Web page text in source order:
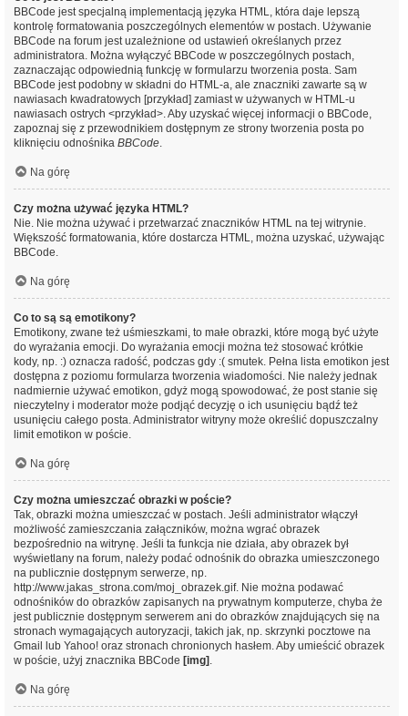
BBCode jest specjalną implementacją języka HTML, która daje lepszą
kontrolę formatowania poszczególnych elementów w postach. Używanie
BBCode na forum jest uzależnione od ustawień określanych przez
administratora. Można wyłączyć BBCode w poszczególnych postach,
zaznaczając odpowiednią funkcję w formularzu tworzenia posta. Sam
BBCode jest podobny w składni do HTML-a, ale znaczniki zawarte są w
nawiasach kwadratowych [przykład] zamiast w używanych w HTML-u
nawiasach ostrych <przykład>. Aby uzyskać więcej informacji o BBCode,
zapoznaj się z przewodnikiem dostępnym ze strony tworzenia posta po
kliknięciu odnośnika BBCode.
Na górę
Czy można używać języka HTML?
Nie. Nie można używać i przetwarzać znaczników HTML na tej witrynie.
Większość formatowania, które dostarcza HTML, można uzyskać, używając
BBCode.
Na górę
Co to są są emotikony?
Emotikony, zwane też uśmieszkami, to małe obrazki, które mogą być użyte
do wyrażania emocji. Do wyrażania emocji można też stosować krótkie
kody, np. :) oznacza radość, podczas gdy :( smutek. Pełna lista emotikon jest
dostępna z poziomu formularza tworzenia wiadomości. Nie należy jednak
nadmiernie używać emotikon, gdyż mogą spowodować, że post stanie się
nieczytelny i moderator może podjąć decyzję o ich usunięciu bądź też
usunięciu całego posta. Administrator witryny może określić dopuszczalny
limit emotikon w poście.
Na górę
Czy można umieszczać obrazki w poście?
Tak, obrazki można umieszczać w postach. Jeśli administrator włączył
możliwość zamieszczania załączników, można wgrać obrazek
bezpośrednio na witrynę. Jeśli ta funkcja nie działa, aby obrazek był
wyświetlany na forum, należy podać odnośnik do obrazka umieszczonego
na publicznie dostępnym serwerze, np.
http://www.jakas_strona.com/moj_obrazek.gif. Nie można podawać
odnośników do obrazków zapisanych na prywatnym komputerze, chyba że
jest publicznie dostępnym serwerem ani do obrazków znajdujących się na
stronach wymagających autoryzacji, takich jak, np. skrzynki pocztowe na
Gmail lub Yahoo! oraz stronach chronionych hasłem. Aby umieścić obrazek
w poście, użyj znacznika BBCode [img] .
Na górę